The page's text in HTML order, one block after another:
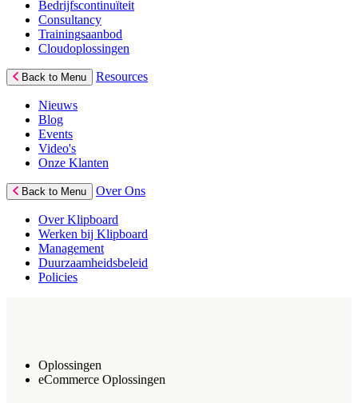
Bedrijfscontinuïteit
Consultancy
Trainingsaanbod
Cloudoplossingen
Back to Menu Resources
Nieuws
Blog
Events
Video's
Onze Klanten
Back to Menu Over Ons
Over Klipboard
Werken bij Klipboard
Management
Duurzaamheidsbeleid
Policies
Oplossingen
eCommerce Oplossingen